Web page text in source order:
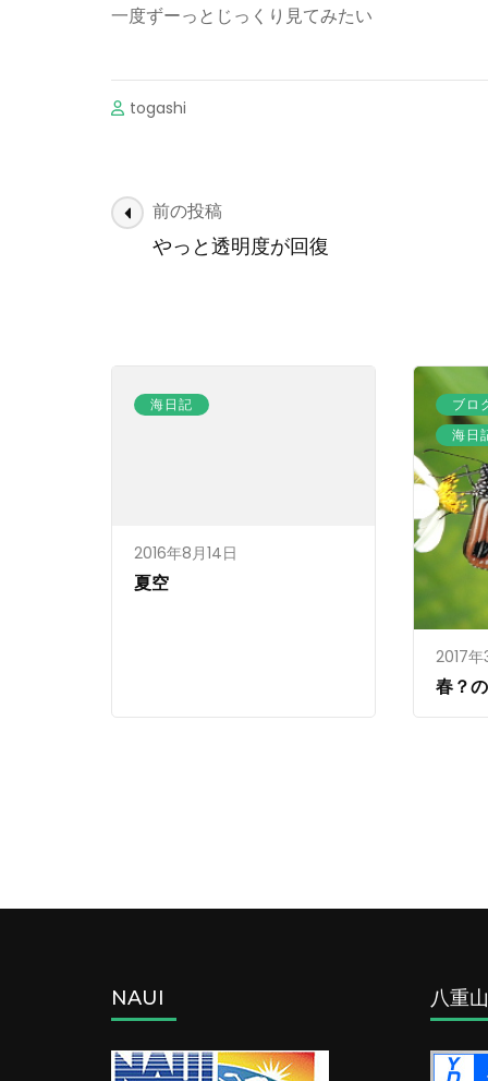
一度ずーっとじっくり見てみたい
togashi
投
稿
ー
シ
ョ
前の投稿
やっと透明度が回復
海日記
2016年8月14日
夏空
ブロ
海日
2017年
春？
NAUI 八重